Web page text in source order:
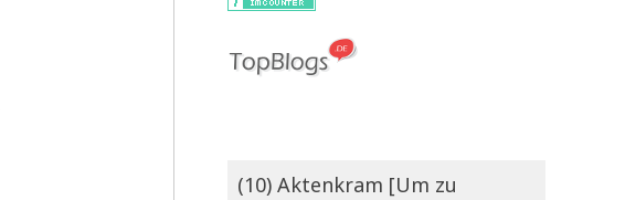
(10) Aktenkram [Um zu